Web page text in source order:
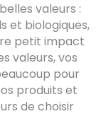
valeurs :
et biologiques,
petit impact
valeurs, vos
pour
produits et
de choisir